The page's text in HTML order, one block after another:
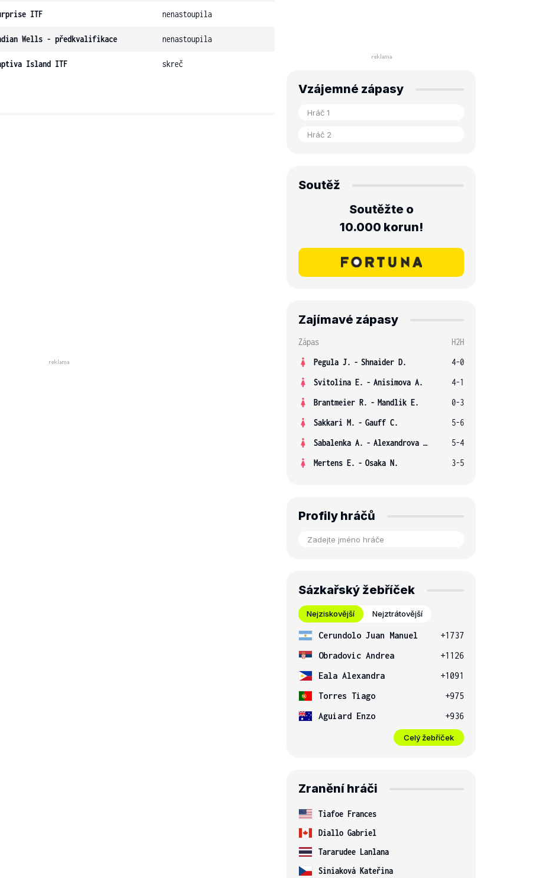
ITF nenastoupila
Wells - předkvalifikace nenastoupila
Island ITF skreč
Vzájemné zápasy
Soutěž
Soutěžte o
10.000 korun!
Zajímavé zápasy
Zápas
H2H
Pegula J. - Shnaider D.
4-0
Svitolina E. - Anisimova A.
4-1
Brantmeier R. - Mandlik E.
0-3
Sakkari M. - Gauff C.
5-6
Sabalenka A. - Alexandrova E.
5-4
Mertens E. - Osaka N. 3-5
Profily hráčů
Sázkařský žebříček
Nejziskovější Nejztrátovější
Cerundolo Juan Manuel
+1737
Obradovic Andrea
+1126
Eala Alexandra
+1091
Torres Tiago
+975
Aguiard Enzo
+936
Celý žebříček
Zranění hráči
Tiafoe Frances
Diallo Gabriel
Tararudee Lanlana
Siniaková Kateřina